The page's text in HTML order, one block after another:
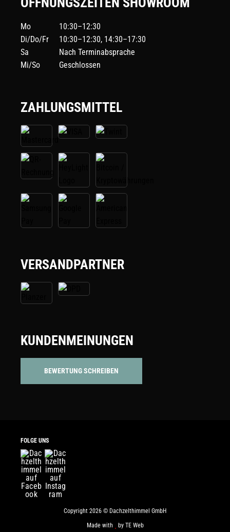
Mo
10:30–12:30
Di/Do/Fr
10:30–12:30, 14:30–17:30
Sa
Nach Terminabsprache
Mi/So
Geschlossen
ZAHLUNGSMITTEL
VERSANDPARTNER
KUNDENMEINUNGEN
BEWERTUNG SCHREIBEN
FOLGE UNS
Copyright 2026 © Dachzelthimmel GmbH
Made with
by TE Web